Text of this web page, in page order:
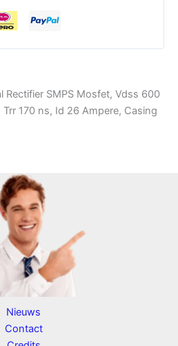
Rectifier SMPS Mosfet, Vdss 600
170 ns, Id 26 Ampere, Casing
Nieuws
Contact